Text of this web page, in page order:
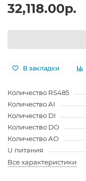
32,118.00р.
В закладки
Количество RS485
Количество AI
Количество DI
Количество DO
Количество AO
U питания
Все характеристики